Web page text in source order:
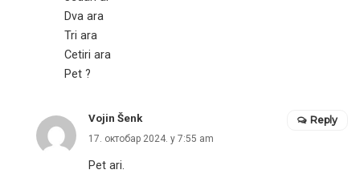
Dva ara
Tri ara
Cetiri ara
Pet ?
Vojin Šenk
17. октобар 2024. у 7:55 am
Pet ari.
Reply